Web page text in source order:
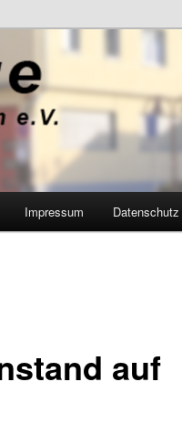
Impressum Datenschutz
auf